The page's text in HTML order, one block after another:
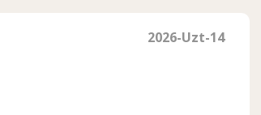
2026-Uzt-14